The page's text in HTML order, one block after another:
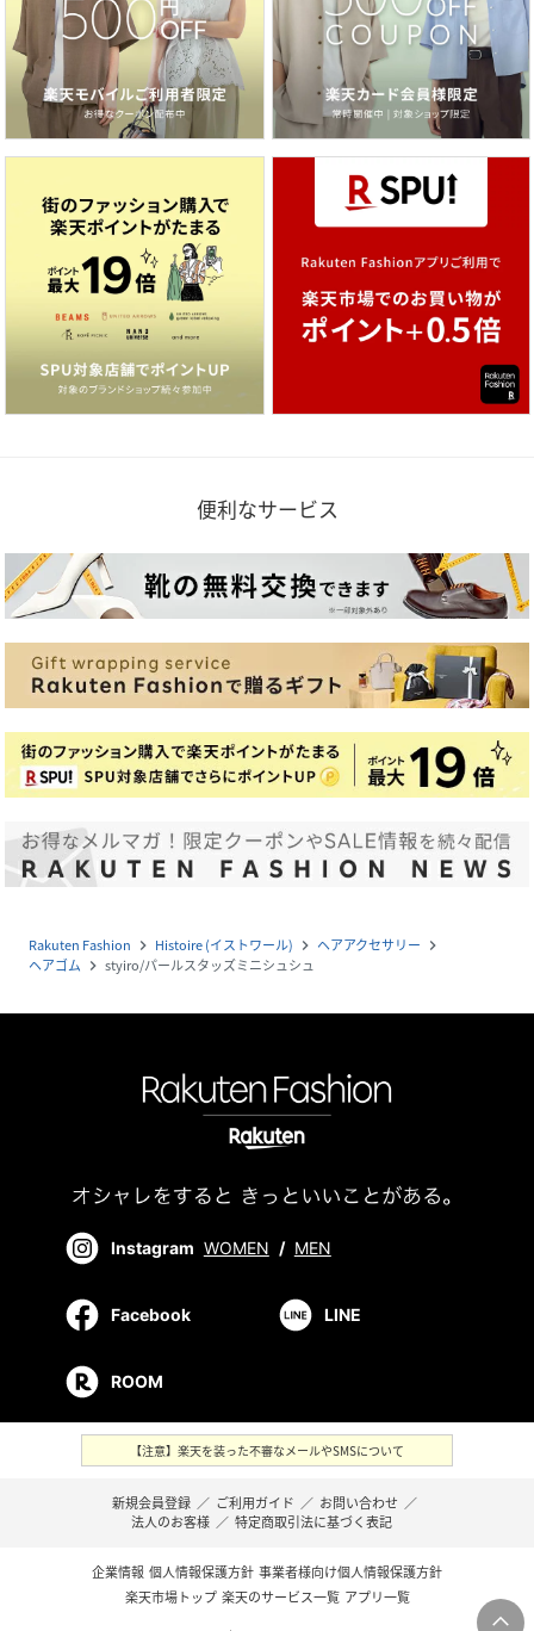
便利なサービス
Rakuten Fashion navigate_next Histoire (イストワール) navigate_next ヘアアクセサリー navigate_next
ヘアゴム navigate_next styiro/パールスタッズミニシュシュ
Instagram WOMEN / MEN
Facebook LINE
ROOM
【注意】楽天を装った不審なメールやSMSについて
新規会員登録 ／ ご利用ガイド ／ お問い合わせ ／
法人のお客様 ／ 特定商取引法に基づく表記
企業情報 個人情報保護方針 事業者様向け個人情報保護方針
楽天市場トップ 楽天のサービス一覧 アプリ一覧